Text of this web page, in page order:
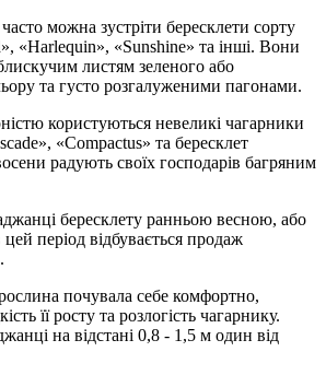
можна зустріти бересклети сорту
«Harlequin», «Sunshine» та інші. Вони
листям зеленого або
та густо розгалуженими пагонами.
користуються невеликі чагарники
«Compactus» та бересклет
радують своїх господарів багряним
бересклету ранньою весною, або
період відбувається продаж
почувала себе комфортно,
її росту та розлогість чагарнику.
на відстані 0,8 - 1,5 м один від